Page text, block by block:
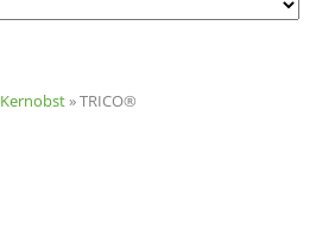
Kernobst»TRICO®